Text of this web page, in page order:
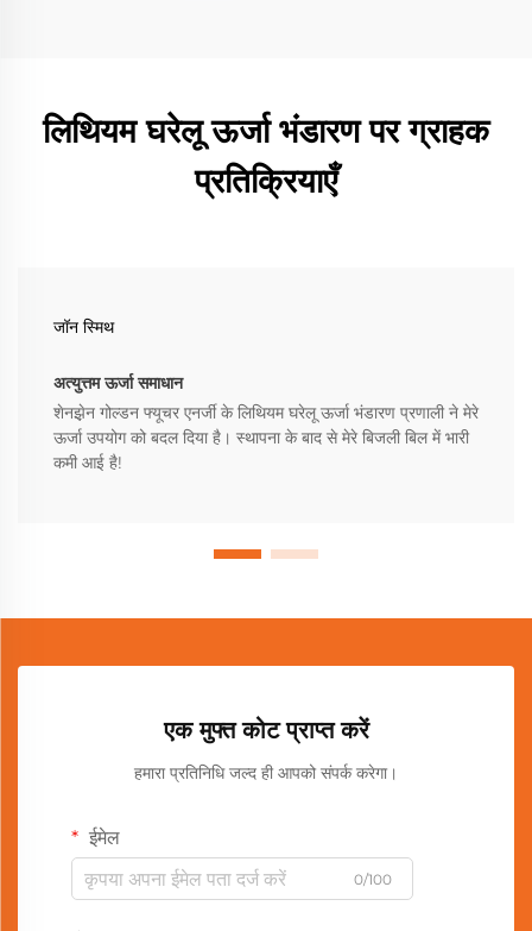
लिथियम घरेलू ऊर्जा भंडारण पर ग्राहक
प्रतिक्रियाएँ
जॉन स्मिथ
अत्युत्तम ऊर्जा समाधान
शेनझ़ेन गोल्डन फ्यूचर एनर्जी के लिथियम घरेलू ऊर्जा भंडारण प्रणाली ने मेरे
ऊर्जा उपयोग को बदल दिया है। स्थापना के बाद से मेरे बिजली बिल में भारी
कमी आई है!
एक मुफ्त कोट प्राप्त करें
हमारा प्रतिनिधि जल्द ही आपको संपर्क करेगा।
ईमेल
0/100